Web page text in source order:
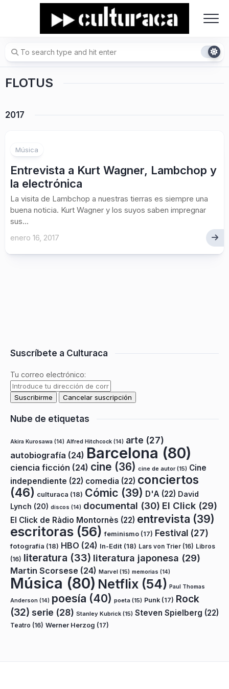
FLOTUS
2017
Música
Entrevista a Kurt Wagner, Lambchop y
la electrónica
La visita de Lambchop a nuestras tierras es siempre una
buena noticia. Kurt Wagner y los suyos saben impregnar
sus...
enero 16, 2017
Suscríbete a Culturaca
Tu correo electrónico:
Nube de etiquetas
Akira Kurosawa (14) Alfred Hitchcock (14) arte (27)
autobiografía (24) Barcelona (80)
ciencia ficción (24) cine (36) cine de autor(15) Cine
independiente (22) comedia (22) conciertos
(46) culturaca (18) Cómic (39) D'A (22) David
Lynch (20) discos (14) documental (30) El Click (29)
El Click de Ràdio Montornès (22) entrevista (39)
escritoras (56) feminismo (17) Festival (27)
fotografía (18) HBO (24) In-Edit (18) Lars von Trier (16) Libros
(16) literatura (33) literatura japonesa (29)
Martin Scorsese (24) Marvel (15) memorias (14)
Música (80) Netflix (54) Paul Thomas
Anderson (14) poesía (40) poeta (15) Punk (17) Rock
(32) serie (28) Stanley Kubrick (15) Steven Spielberg (22)
Teatro (16) Werner Herzog (17)